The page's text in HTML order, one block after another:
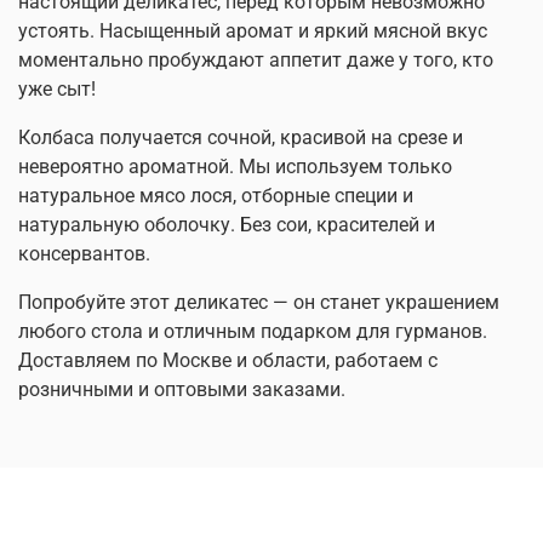
устоять. Насыщенный аромат и яркий мясной вкус
моментально пробуждают аппетит даже у того, кто
уже сыт!
Колбаса получается сочной, красивой на срезе и
невероятно ароматной. Мы используем только
натуральное мясо лося, отборные специи и
натуральную оболочку. Без сои, красителей и
консервантов.
Попробуйте этот деликатес — он станет украшением
любого стола и отличным подарком для гурманов.
Доставляем по Москве и области, работаем с
розничными и оптовыми заказами.